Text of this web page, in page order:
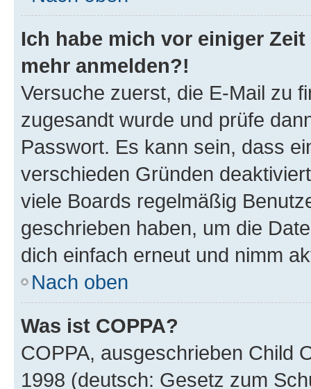
Ich habe mich vor einiger
mehr anmelden?!
Versuche zuerst, die E-Mail zu
zugesandt wurde und prüfe
Passwort. Es kann sein, dass
verschieden Gründen
viele Boards regelmäßig
geschrieben haben, um die
dich einfach erneut und nimm
Nach oben
Was ist COPPA?
COPPA, ausgeschrieben Child
1998 (deutsch: Gesetz zum